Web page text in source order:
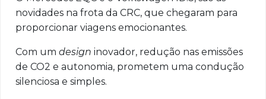
novidades na frota da CRC, que chegaram para
proporcionar viagens emocionantes.
Com um design inovador, redução nas emissões
de CO2 e autonomia, prometem uma condução
silenciosa e simples.